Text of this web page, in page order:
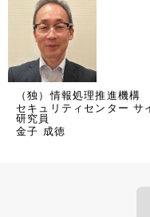
（独）情報処理推進機構
セキュリティセンター サ
研究員
金子 成徳